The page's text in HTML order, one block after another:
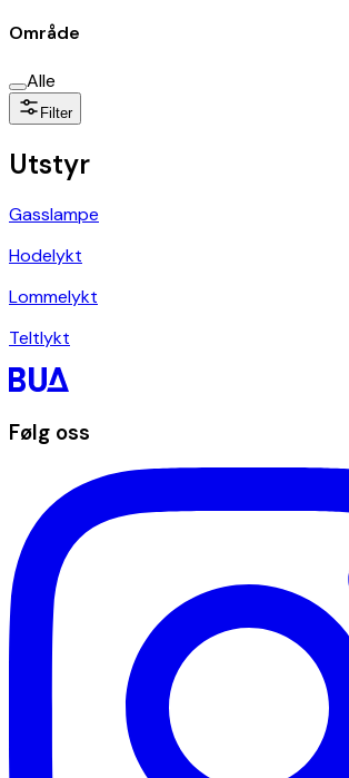
Område
Alle
Filter
Utstyr
Gasslampe
Hodelykt
Lommelykt
Teltlykt
Følg oss